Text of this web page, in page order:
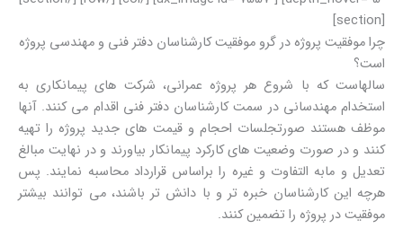
[section]
چرا موفقیت پروژه در گرو موفقیت کارشناسان دفتر فنی و مهندسی پروژه
است؟
سالهاست که با شروع هر پروژه عمرانی، شرکت های پیمانکاری به
استخدام مهندسانی در سمت کارشناسان دفتر فنی اقدام می کنند. آنها
موظف هستند صورتجلسات احجام و قیمت های جدید پروژه را تهیه
کنند و در صورت وضعیت های کارکرد پیمانکار بیاورند و در نهایت مبالغ
تعدیل و مابه التفاوت و غیره را براساس قرارداد محاسبه نمایند. پس
هرچه این کارشناسان خبره تر و با دانش تر باشند، می توانند بیشتر
موفقیت در پروژه را تضمین کنند.